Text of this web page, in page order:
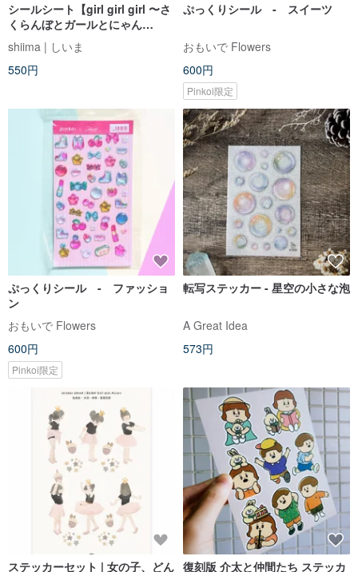
シールシート【girl girl girl 〜さ
くらんぼとガールとにゃん
こ〜】 A5
shiima | しいま
550円
ぷっくりシール - スイーツ
おもいで Flowers
600円
Pinkoi限定
ぷっくりシール - ファッショ
ン
おもいで Flowers
600円
Pinkoi限定
転写ステッカー - 星空の小さな泡
A Great Idea
573円
ステッカーセット | 女の子、どん 復刻版 介太と仲間たち ステッカ